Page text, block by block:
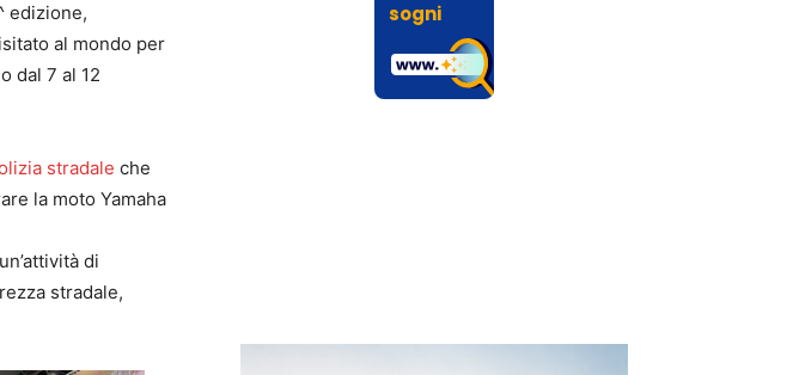
edizione,
al mondo per
dal 7 al 12
stradale che
la moto Yamaha
di
stradale,